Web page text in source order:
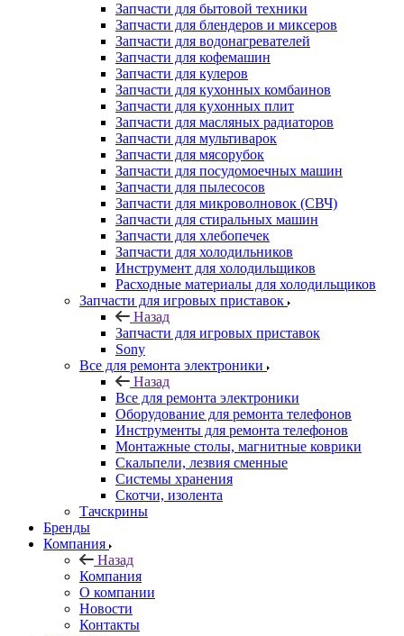
Запчасти для блендеров и миксеров
Запчасти для водонагревателей
Запчасти для кофемашин
Запчасти для кулеров
Запчасти для кухонных комбаинов
Запчасти для кухонных плит
Запчасти для масляных радиаторов
Запчасти для мультиварок
Запчасти для мясорубок
Запчасти для посудомоечных машин
Запчасти для пылесосов
Запчасти для микроволновок (СВЧ)
Запчасти для стиральных машин
Запчасти для хлебопечек
Запчасти для холодильников
Инструмент для холодильщиков
Расходные материалы для холодильщиков
Запчасти для игровых приставок
Назад
Запчасти для игровых приставок
Sony
Все для ремонта электроники
Назад
Все для ремонта электроники
Оборудование для ремонта телефонов
Инструменты для ремонта телефонов
Монтажные столы, магнитные коврики
Скальпели, лезвия сменные
Системы хранения
Скотчи, изолента
Тачскрины
Бренды
Компания
Назад
Компания
О компании
Новости
Контакты
Контакты